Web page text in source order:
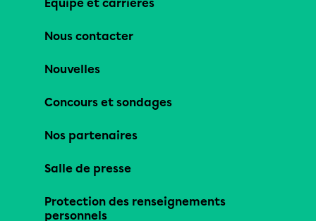
Équipe et carrières
Nous contacter
Nouvelles
Concours et sondages
Nos partenaires
Salle de presse
Protection des renseignements
personnels